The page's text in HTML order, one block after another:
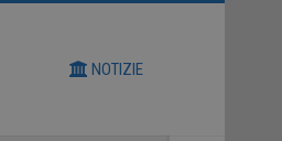
NOTIZIE